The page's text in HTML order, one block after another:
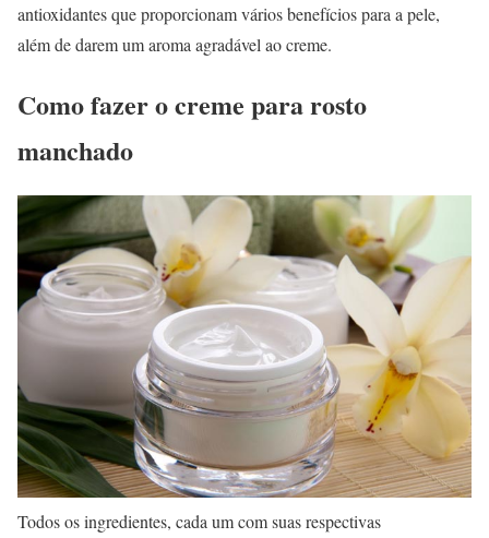
antioxidantes que proporcionam vários benefícios para a pele,
além de darem um aroma agradável ao creme.
Como fazer o creme para rosto
manchado
Todos os ingredientes, cada um com suas respectivas